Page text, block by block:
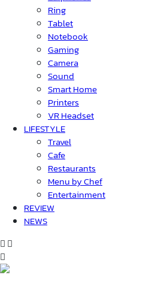
Ring
Tablet
Notebook
Gaming
Camera
Sound
Smart Home
Printers
VR Headset
LIFESTYLE
Travel
Cafe
Restaurants
Menu by Chef
Entertainment
REVIEW
NEWS